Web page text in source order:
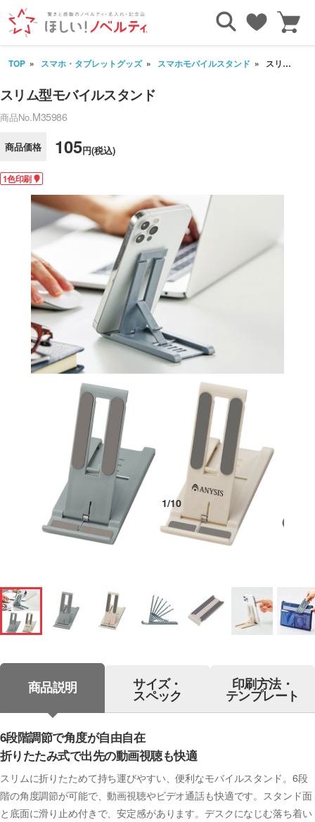
TOP スマホ・タブレットグッズ スマホモバイルスタンド スリム型モバイルスタンド
スリム型モバイルスタンド
商品No.M35986
商品価格 105円(税込)
1色印刷
1/10
商品説明 サイズ・
スペック
印刷方法・
テンプレート
6段階調節で角度が自由自在
折りたたみ式で出先の動画視聴も快適
スリムに折りたためて持ち運びやすい、便利なモバイルスタンド。6段
階の角度調節が可能で、動画視聴やビデオ通話も快適です。スタンド面
と底面に滑り止め付きで、安定感があります。デスクになじむ落ち着い